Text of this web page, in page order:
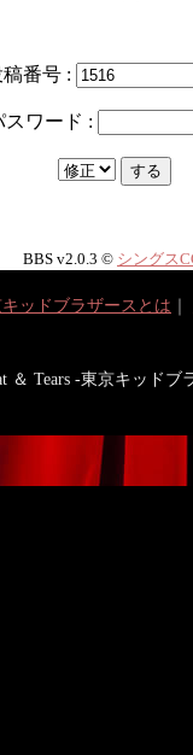
番号 :
スワード :
BBS v2.0.3 © シングス
ッドブラザースとは
＆ Tears -東京キッドブ